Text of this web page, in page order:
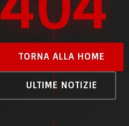
TORNA ALLA HOME
ULTIME NOTIZIE